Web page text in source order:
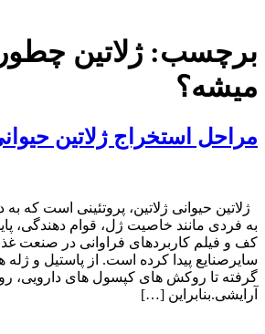
برچسب:ژلاتین
میشه؟
مراحل استخراج ژلاتین
ژلاتین حیوانی ژلاتین، پروتئینی است که
به فردی مانند خاصیت ژل، قوام دهندگی،
کف و فیلم کاربردهای فراوانی در صنعت
سایرصنایع پیدا کرده است. از پاستیل و
گرفته تا روکش های کپسول های دارویی،
آرایشی.بنابراین […]